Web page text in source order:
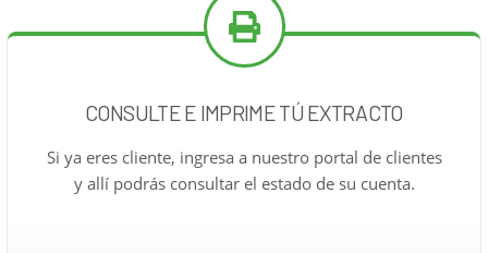
CONSULTE E IMPRIME TÚ EXTRACTO
Si ya eres cliente, ingresa a nuestro portal de clientes
y allí podrás consultar el estado de su cuenta.